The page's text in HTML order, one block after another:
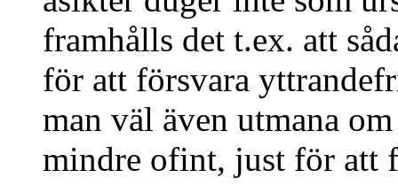
framhålls det t.ex. att
för att försvara
man väl även utmana
mindre ofint, just för att